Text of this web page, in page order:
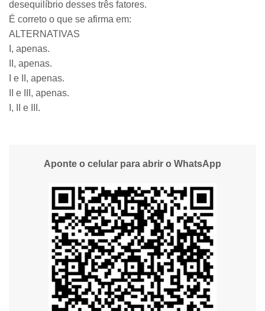
desequilíbrio desses três fatores.
É correto o que se afirma em:
ALTERNATIVAS
I, apenas.
II, apenas.
I e II, apenas.
II e III, apenas.
I, II e III.
Aponte o celular para abrir o WhatsApp